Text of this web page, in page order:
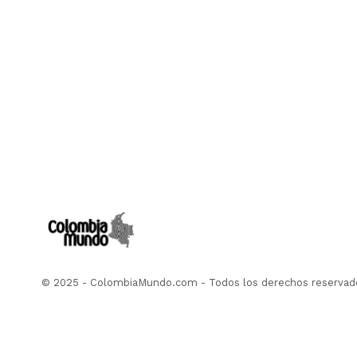
© 2025 - ColombiaMundo.com - Todos los derechos